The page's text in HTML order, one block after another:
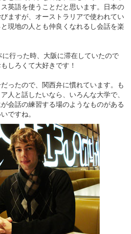
英語を使うことだと思います。日本の
ますが、オーストラリアで使われてい
現地の人とも仲良くなれるし会話を楽
に行った時、大阪に滞在していたので
しろくて大好きです！
ったので、関西弁に慣れています。も
人と話したいなら、いろんな大学で、
会話の練習する場のようなものがある
ですね。